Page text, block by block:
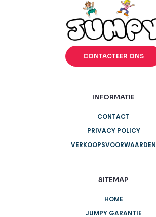
CONTACTEER ONS
INFORMATIE
CONTACT
PRIVACY POLICY
VERKOOPSVOORWAARDEN
SITEMAP
HOME
JUMPY GARANTIE